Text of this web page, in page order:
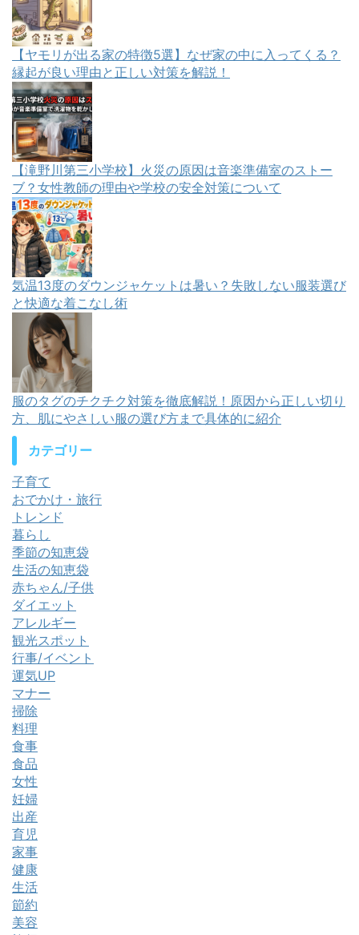
【ヤモリが出る家の特徴5選】なぜ家の中に入ってくる？
縁起が良い理由と正しい対策を解説！
【滝野川第三小学校】火災の原因は音楽準備室のストー
ブ？女性教師の理由や学校の安全対策について
気温13度のダウンジャケットは暑い？失敗しない服装選び
と快適な着こなし術
服のタグのチクチク対策を徹底解説！原因から正しい切り
方、肌にやさしい服の選び方まで具体的に紹介
カテゴリー
子育て
おでかけ・旅行
トレンド
暮らし
季節の知恵袋
生活の知恵袋
赤ちゃん/子供
ダイエット
アレルギー
観光スポット
行事/イベント
運気UP
マナー
掃除
料理
食事
食品
女性
妊婦
出産
育児
家事
健康
生活
節約
美容